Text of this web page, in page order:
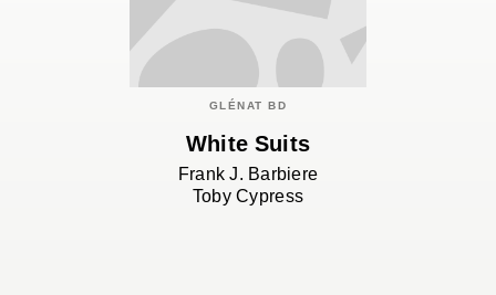
GLÉNAT BD
White Suits
Frank J. Barbiere
Toby Cypress